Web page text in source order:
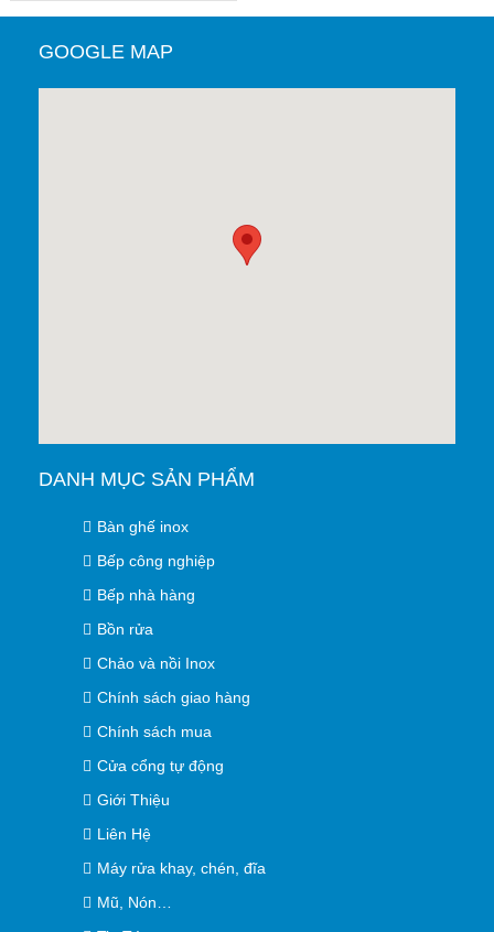
GOOGLE MAP
DANH MỤC SẢN PHẨM
Bàn ghế inox
Bếp công nghiệp
Bếp nhà hàng
Bồn rửa
Chảo và nồi Inox
Chính sách giao hàng
Chính sách mua
Cửa cổng tự động
Giới Thiệu
Liên Hệ
Máy rửa khay, chén, đĩa
Mũ, Nón…